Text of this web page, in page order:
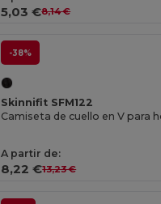
5,03 €8,14 €
-38%
Skinnifit SFM122
Camiseta de cuello en V para
A partir de:
8,22 €13,23 €